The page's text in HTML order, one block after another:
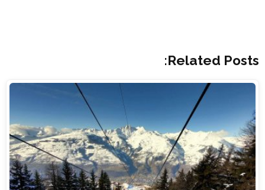
Related Posts: